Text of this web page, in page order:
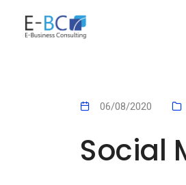
06/08/2020
Social